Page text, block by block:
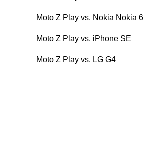
Moto Z Play vs. Nokia Nokia 6
Moto Z Play vs. iPhone SE
Moto Z Play vs. LG G4